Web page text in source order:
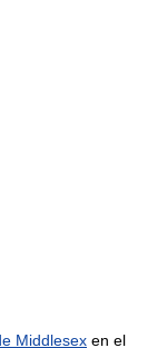
Middlesex en el